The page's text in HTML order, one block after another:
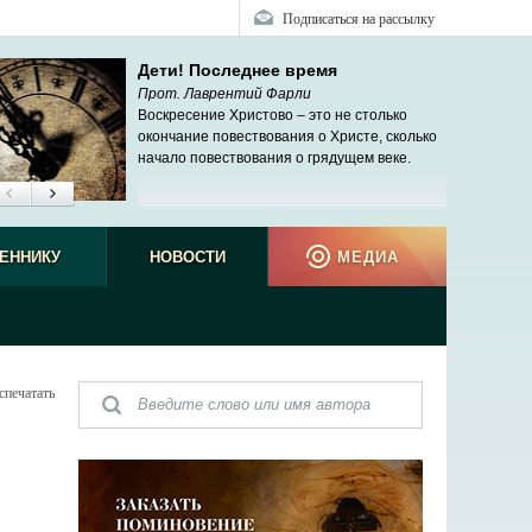
Подписаться на рассылку
Дети! Последнее время
Прот. Лаврентий Фарли
Воскресение Христово – это не столько
окончание повествования о Христе, сколько
начало повествования о грядущем веке.
НОВОСТИ МЕДИА